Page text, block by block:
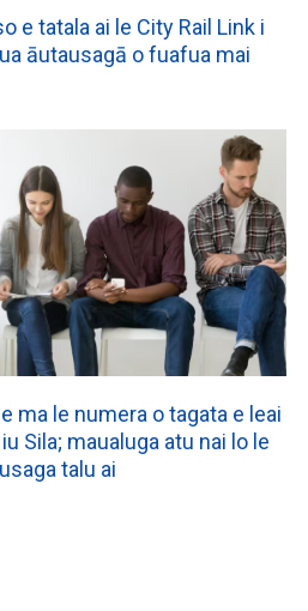
e tatala ai le City Rail Link i
āutausagā o fuafua mai
ma le numera o tagata e leai
Sila; maualuga atu nai lo le
talu ai